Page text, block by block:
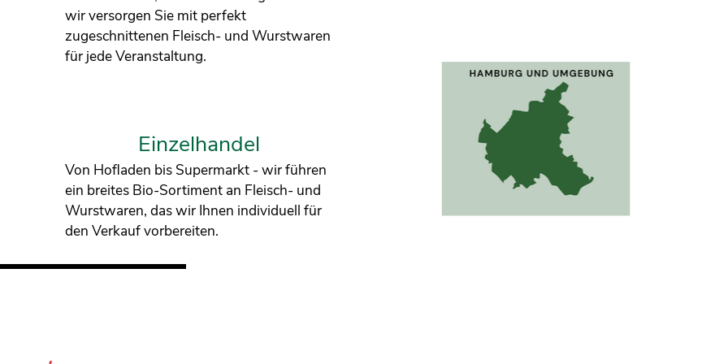
wir versorgen Sie mit perfekt
zugeschnittenen Fleisch- und Wurstwaren
für jede Veranstaltung.
Einzelhandel
Von Hofladen bis Supermarkt - wir führen
ein breites Bio-Sortiment an Fleisch- und
Wurstwaren, das wir Ihnen individuell für
den Verkauf vorbereiten.